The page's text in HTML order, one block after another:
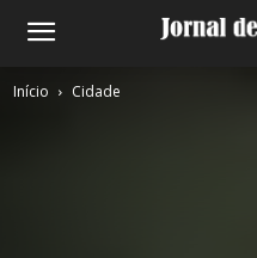
Início Cidade